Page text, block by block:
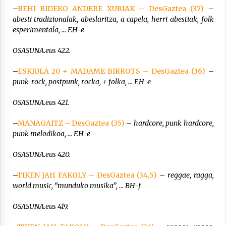
–BEHI BIDEKO ANDERE XURIAK – DesGaztea (37)
–
abesti tradizionalak, abeslaritza, a capela, herri abestiak, folk
esperimentala, … EH-e
OSASUNA.eus 422.
–ESKIULA 20 + MADAME BIRROTS – DesGaztea (36) –
punk-rock, postpunk, rocka, + folka, … EH-e
OSASUNA.eus 421.
–MANAGAITZ – DesGaztea (35) – hardcore, punk hardcore,
punk melodikoa, … EH-e
OSASUNA.eus 420.
–TIKEN JAH FAKOLY – DesGaztea (34,5) – reggae, ragga,
world music, “munduko musika”, … BH-f
OSASUNA.eus 419.